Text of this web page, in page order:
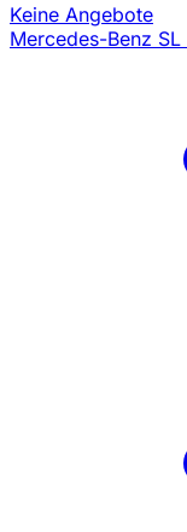
Keine Angebote
Mercedes-Benz